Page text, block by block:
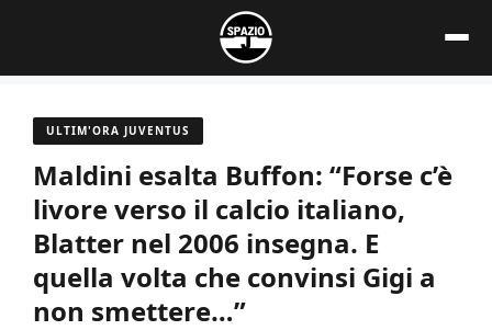
contenuto
ULTIM'ORA JUVENTUS
Maldini esalta Buffon: “Forse c’è
livore verso il calcio italiano,
Blatter nel 2006 insegna. E
quella volta che convinsi Gigi a
non smettere…”